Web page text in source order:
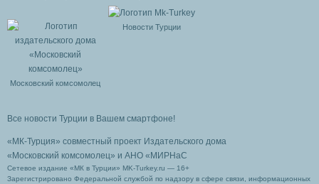
Московский комсомолец
Новости Турции
Все новости Турции в Вашем смартфоне!
«МК-Турция» совместный проект Издательского дома
«Московский комсомолец» и АНО «МИРНаС
Сетевое издание «МК в Турции» MK-Turkey.ru — 16+
Зарегистрировано Федеральной службой по надзору в сфере связи, информационных